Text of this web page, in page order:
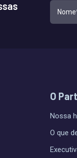
O
Nossa
O que